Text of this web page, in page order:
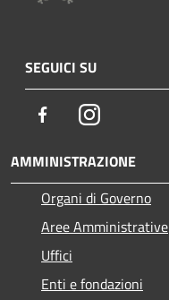
SEGUICI SU
FacebookInstagram
AMMINISTRAZIONE
Organi di Governo
Aree Amministrative
Uffici
Enti e fondazioni